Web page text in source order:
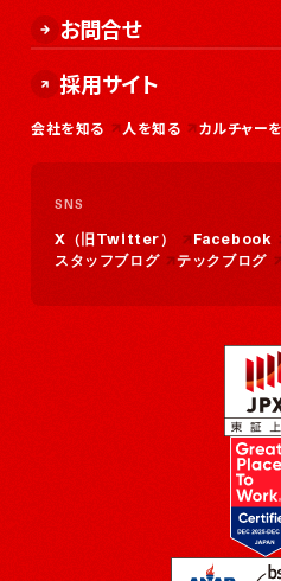
お問合せ
採用サイト
会社を知る 人を知る カルチャー
SNS
X（旧Twitter） Facebook
スタッフブログ
テックブログ